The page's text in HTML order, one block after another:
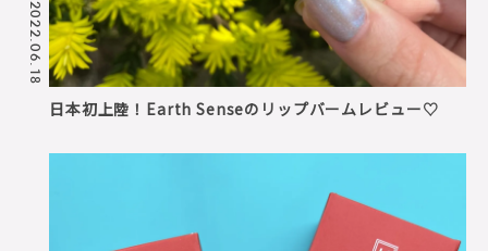
2022.06.18
日本初上陸！Earth Senseのリップバームレビュー♡